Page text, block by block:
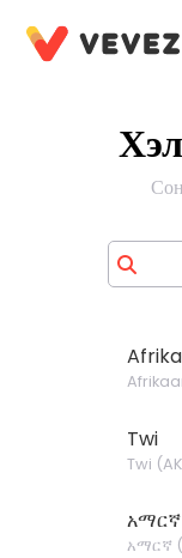
Twi
Twi (AK
አማርኛ
አማርኛ (